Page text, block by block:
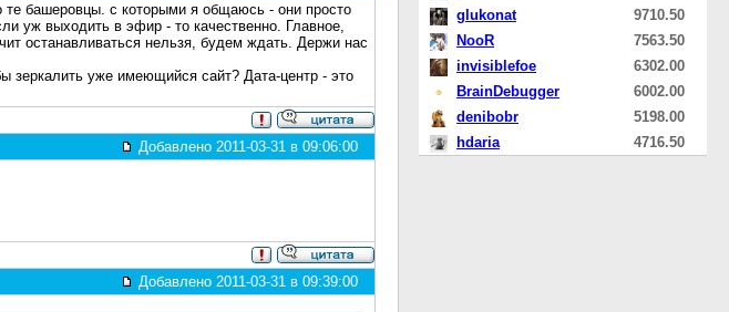
башеровцы. с которыми я общаюсь - они просто
уж выходить в эфир - то качественно. Главное,
останавливаться нельзя, будем ждать. Держи нас
зеркалить уже имеющийся сайт? Дата-центр - это
Добавлено 2011-03-31 в 09:06:00
Добавлено 2011-03-31 в 09:39:00
glukonat
9710.50
NooR
7563.50
invisiblefoe
6302.00
BrainDebugger
6002.00
denibobr
5198.00
hdaria
4716.50